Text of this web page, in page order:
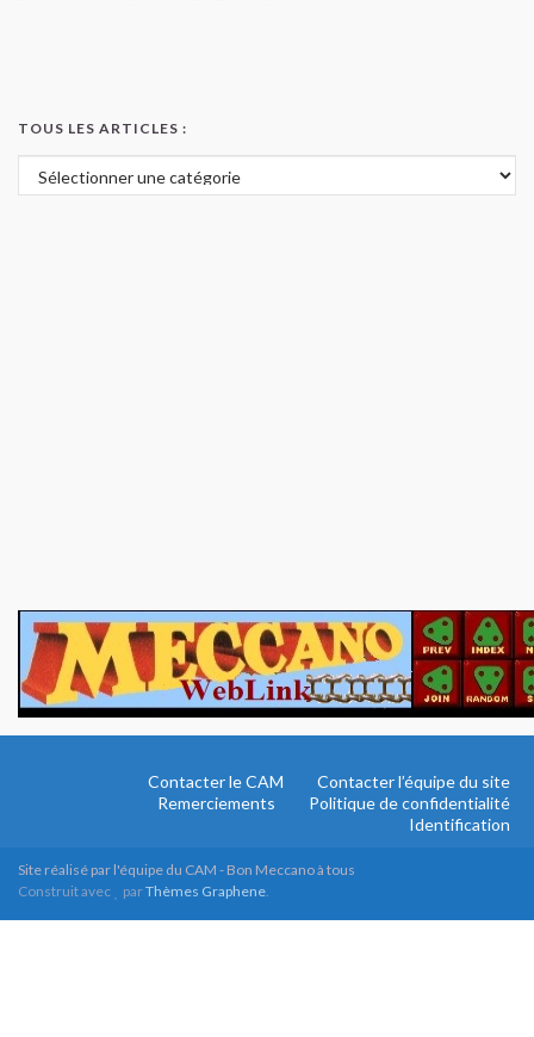
TOUS LES ARTICLES :
Tous les articles :
Contacter le CAM
Contacter l’équipe du site
Remerciements
Politique de confidentialité
Identification
Site réalisé par l'équipe du CAM - Bon Meccano à tous
Construit avec
parThèmes Graphene